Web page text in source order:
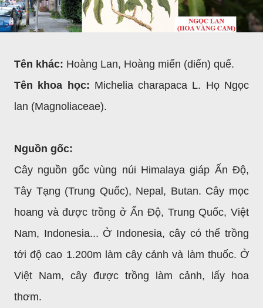
Tên khác: Hoàng Lan, Hoàng miến (diến) quế.
Tên khoa học: Michelia charapaca L. Họ Ngọc
lan (Magnoliaceae).
Nguồn gốc:
Cây nguồn gốc vùng núi Himalaya giáp Ấn Độ,
Tây Tạng (Trung Quốc), Nepal, Butan. Cây mọc
hoang và được trồng ở Ấn Độ, Trung Quốc, Việt
Nam, Indonesia... Ở Indonesia, cây có thể trồng
tới độ cao 1.200m làm cây cảnh và làm thuốc. Ở
Việt Nam, cây được trồng làm cảnh, lấy hoa
thơm.